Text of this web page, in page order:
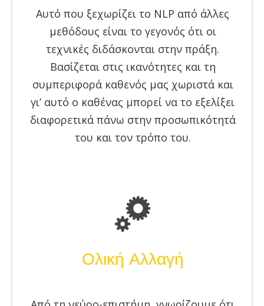
Αυτό που ξεχωρίζει το NLP από άλλες
μεθόδους είναι το γεγονός ότι οι
τεχνικές διδάσκονται στην πράξη.
Βασίζεται στις ικανότητες και τη
συμπεριφορά καθενός μας χωριστά και
γι’ αυτό ο καθένας μπορεί να το εξελίξει
διαφορετικά πάνω στην προσωπικότητά
του και τον τρόπο του.
Ολική Αλλαγή